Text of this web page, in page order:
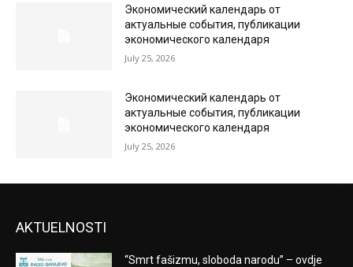
Экономический календарь от
актуальные события, публикации
экономического календаря
July 25, 2026
Экономический календарь от
актуальные события, публикации
экономического календаря
July 25, 2026
AKTUELNOSTI
“Smrt fašizmu, sloboda narodu” – ovdje